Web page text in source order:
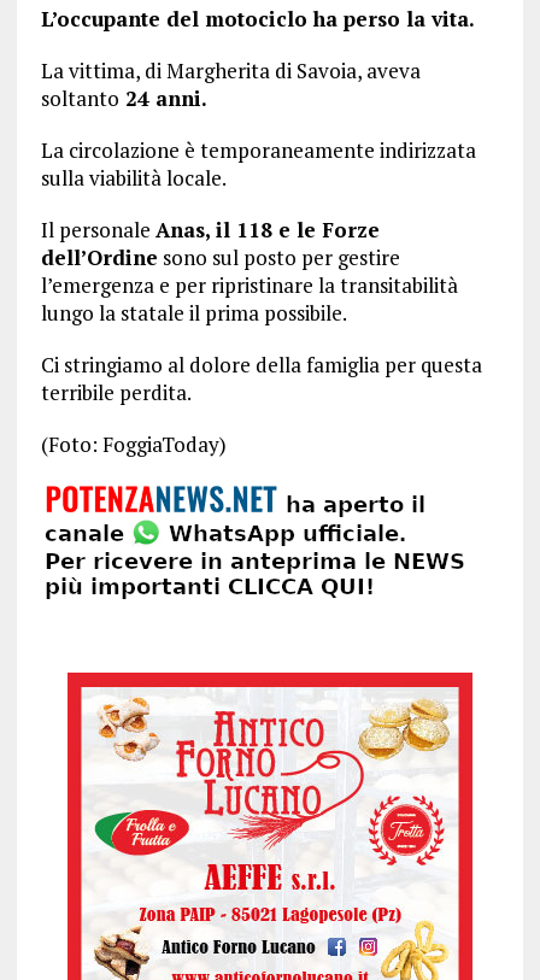
L’occupante del motociclo ha perso la vita.
La vittima, di Margherita di Savoia, aveva
soltanto 24 anni.
La circolazione è temporaneamente indirizzata
sulla viabilità locale.
Il personale Anas, il 118 e le Forze
dell’Ordine sono sul posto per gestire
l’emergenza e per ripristinare la transitabilità
lungo la statale il prima possibile.
Ci stringiamo al dolore della famiglia per questa
terribile perdita.
(Foto: FoggiaToday)